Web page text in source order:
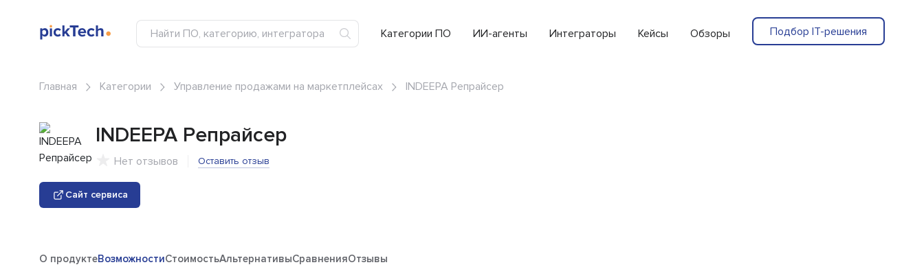
Категории ПО ИИ-агенты Интеграторы Кейсы Обзоры Подбор IT-решения
Главная Категории Управление продажами на маркетплейсах INDEEPA Репрайсер
INDEEPA Репрайсер
Нет отзывов Оставить отзыв
Сайт сервиса
О продуктеВозможностиСтоимостьАльтернативыСравненияОтзывы